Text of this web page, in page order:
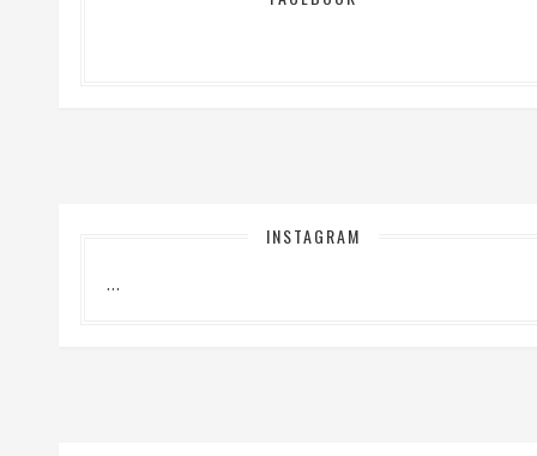
INSTAGRAM
…